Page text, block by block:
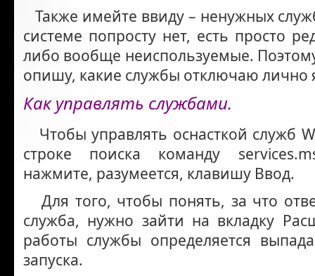
Также имейте ввиду – ненужных
системе попросту нет, есть просто
либо вообще неиспользуемые.
опишу, какие службы отключаю лично
Как управлять службами.
Чтобы управлять оснасткой служб
строке поиска команду
нажмите, разумеется, клавишу Ввод.
Для того, чтобы понять, за что
служба, нужно зайти на вкладку
работы службы определяется
запуска.